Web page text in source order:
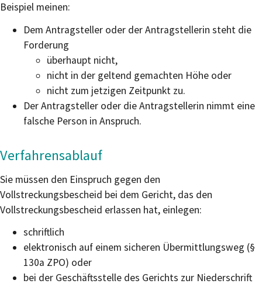
Beispiel meinen:
Dem Antragsteller oder der Antragstellerin steht die
Forderung
überhaupt nicht,
nicht in der geltend gemachten Höhe oder
nicht zum jetzigen Zeitpunkt zu.
Der Antragsteller oder die Antragstellerin nimmt eine
falsche Person in Anspruch.
Verfahrensablauf
Sie müssen den Einspruch gegen den
Vollstreckungsbescheid bei dem Gericht, das den
Vollstreckungsbescheid erlassen hat, einlegen:
schriftlich
elektronisch auf einem sicheren Übermittlungsweg (§
130a ZPO) oder
bei der Geschäftsstelle des Gerichts zur Niederschrift